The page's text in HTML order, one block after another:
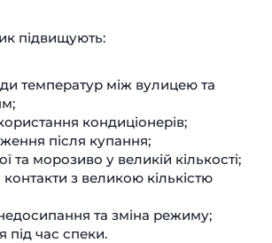
підвищують:
температур між вулицею та
кондиціонерів;
після купання;
та морозиво у великій кількості;
з великою кількістю
та зміна режиму;
під час спеки.